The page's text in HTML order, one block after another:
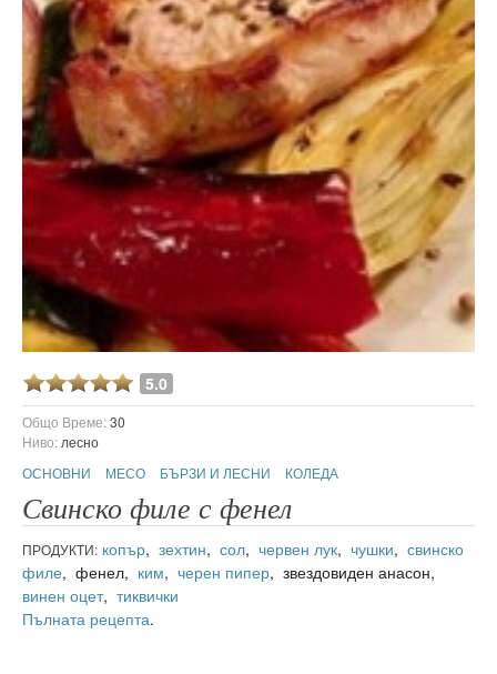
5.0
Общо Време:30
Ниво: лесно
ОСНОВНИ
МЕСО БЪРЗИ И ЛЕСНИ КОЛЕДА
Свинско филе с фенел
ПРОДУКТИ: копър, зехтин, сол, червен лук, чушки, свинско
филе, фенел, ким, черен пипер, звездовиден анасон,
винен оцет, тиквички
Пълната рецепта.